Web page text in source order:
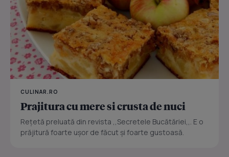
CULINAR.RO
Prajitura cu mere si crusta de nuci
Reţetă preluată din revista ,,Secretele Bucătăriei,,. E o
prăjitură foarte uşor de făcut şi foarte gustoasă.